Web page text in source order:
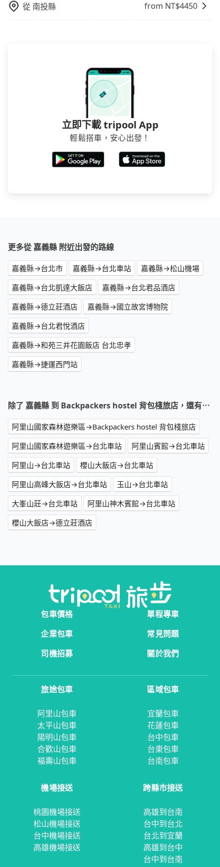
從 南投縣 from NT$4450
立即下載 tripool App
輕鬆搭車，安心出發！
更多從 嘉義縣 附近出發的路線
嘉義縣→台北市 嘉義縣→台北車站
嘉義縣→松山機場
嘉義縣→台北凱達大飯店
嘉義縣→台北君品酒店
嘉義縣→德立莊酒店
嘉義縣→國立故宮博物院
嘉義縣→台北君悅酒店
嘉義縣→和苑三井花園飯店 台北忠孝
嘉義縣→捷運西門站
除了 嘉義縣 到 Backpackers hostel 背包棧旅店，還有⋯
阿里山國家森林遊樂區→Backpackers hostel 背包棧旅店
阿里山國家森林遊樂區→台北車站
阿里山賓館→台北車站
阿里山→台北車站
櫻山大飯店→台北車站
阿里山高峰大飯店→台北車站
玉山→台北車站
大峯山莊→台北車站
阿里山神木賓館→台北車站
櫻山大飯店→德立莊酒店
包車價格
單程專車
企業包車
常見問題
司機招募
關於我們
旅途包車
阿里山包車
太平山包車
陽明山包車
合歡山包車
福壽山包車
區域包車
宜蘭包車
花蓮包車
台中包車
台東包車
台南包車
機場接送
桃園機場接送
松山機場接送
台中機場接送
高雄機場接送
跨縣市接送
高雄到台南
台中到台北
台北到宜蘭
高雄到台中
台中到台南